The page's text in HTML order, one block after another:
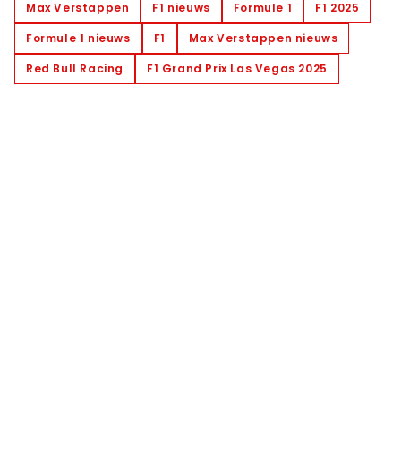
Max Verstappen F1 nieuws Formule 1
F1 2025
Formule 1 nieuws
F1
Max Verstappen nieuws
Red Bull Racing
F1 Grand Prix Las Vegas 2025